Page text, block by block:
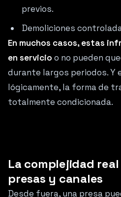
previos.
Demoliciones
En muchos casos, estas
en servicio o no pueden
durante largos periodos. Y
lógicamente, la forma de
totalmente condicionada.
La complejidad
presas y canales
Desde fuera, una presa